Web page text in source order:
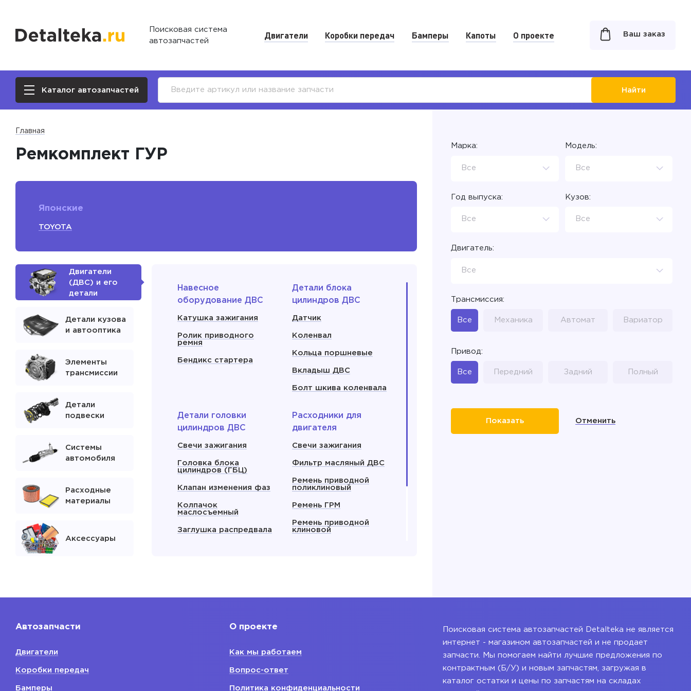
Поисковая система
автозапчастей
Двигатели Коробки передач Бамперы Капоты О проекте Ваш заказ
Каталог автозапчастей Найти
Главная
Ремкомплект ГУР
Японские
TOYOTA
Двигатели
(ДВС) и его
детали
Детали кузова
и автооптика
Элементы
трансмиссии
Детали
подвески
Системы
автомобиля
Расходные
материалы
Аксессуары
Навесное
оборудование ДВС
Катушка зажигания
Ролик приводного
ремня
Бендикс стартера
Детали блока
цилиндров ДВС
Датчик
Коленвал
Кольца поршневые
Вкладыш ДВС
Болт шкива коленвала
Детали головки
цилиндров ДВС
Свечи зажигания
Головка блока
цилиндров (ГБЦ)
Клапан изменения фаз
Колпачок
маслосъемный
Заглушка распредвала
Расходники для
двигателя
Свечи зажигания
Фильтр масляный ДВС
Ремень приводной
поликлиновый
Ремень ГРМ
Ремень приводной
клиновой
Марка:
Все
Модель:
Все
Год выпуска:
Все
Кузов:
Все
Двигатель:
Все
Трансмиссия:
Все Механика Автомат Вариатор
Привод:
Все Передний Задний Полный
Отменить
Автозапчасти
Двигатели
Коробки передач
Бамперы
О проекте
Как мы работаем
Вопрос-ответ
Политика конфиденциальности
Поисковая система автозапчастей Detalteka не является
интернет - магазином автозапчастей и не продает
запчасти. Мы помогаем найти лучшие предложения по
контрактным (Б/У) и новым запчастям, загружая в
каталог остатки и цены по запчастям на складах